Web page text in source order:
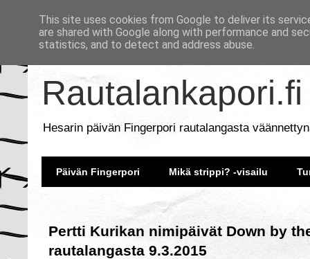
Rautalankapori.fi
Hesarin päivän Fingerpori rautalangasta
Päivän Fingerpori Mikä strippi? -visailu
Pertti Kurikan nimipäivät Down by
rautalangasta 9.3.2015
This site uses cookies from Google to deliver its
are shared with Google along with performance and
statistics, and to detect and address abuse.